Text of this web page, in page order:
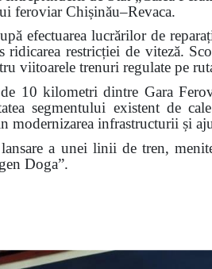
feroviar Chișinău–Revaca.
efectuarea lucrărilor de
ridicarea restricției de viteză.
viitoarele trenuri regulate pe
10 kilometri dintre Gara
segmentului existent de
infrastructurii și
a unei linii de tren,
Doga”.